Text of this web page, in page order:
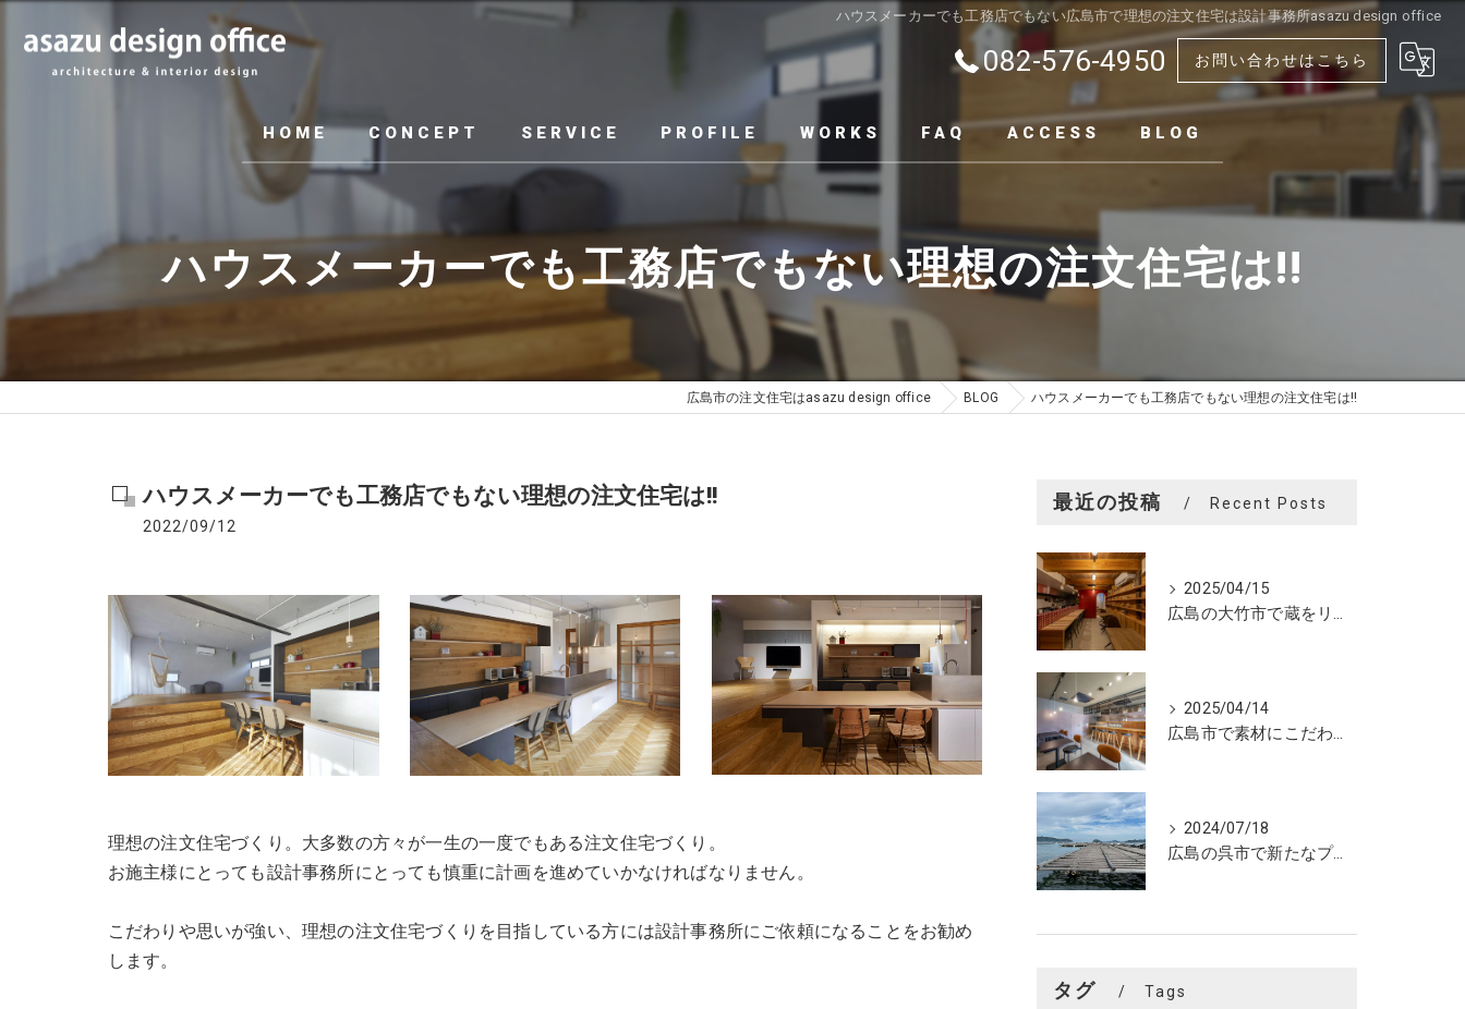
ハウスメーカーでも工務店でもない広島市で理想の注文住宅は設計事務所asazu design office
082-576-4950 お問い合わせはこちら
HOME CONCEPT SERVICE PROFILE WORKS FAQ ACCESS BLOG
ハウスメーカーでも工務店でもない理想の注文住宅は!!
広島市の注文住宅はasazu design office BLOG ハウスメーカーでも工務店でもない理想の注文住宅は!!
ハウスメーカーでも工務店でもない理想の注文住宅は!!
2022/09/12
理想の注文住宅づくり。大多数の方々が一生の一度でもある注文住宅づくり。
お施主様にとっても設計事務所にとっても慎重に計画を進めていかなければなりません。
こだわりや思いが強い、理想の注文住宅づくりを目指している方には設計事務所にご依頼になることをお勧め
します。
最近の投稿 Recent Posts
2025/04/15
広島の大竹市で蔵をリノベーションしたカフェの設計。店舗設計、店舗デザインはasazu design office
2025/04/14
広島市で素材にこだわった魅力的なおにぎり屋さんの設計。店舗設計、店舗デザインはasazu design office
2024/07/18
広島の呉市で新たなプロジェクトの現調
タグ Tags